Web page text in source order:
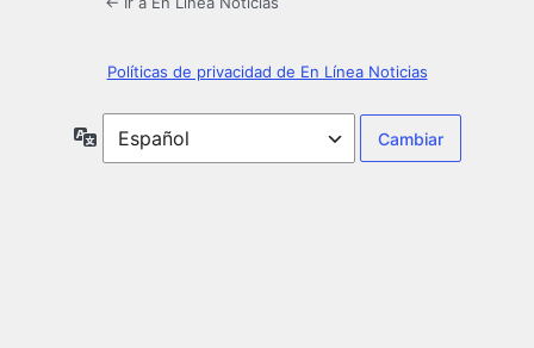
Políticas de privacidad de En Línea Noticias
Idioma